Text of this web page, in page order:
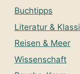
Buchtipps
Literatur &
Reisen & Meer
Wissenschaft